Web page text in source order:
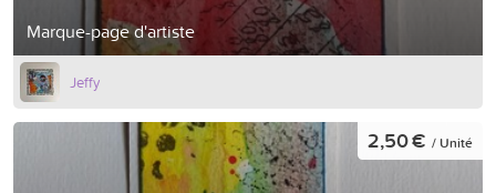
Marque-page d'artiste
Jeffy
2,50 € / Unité